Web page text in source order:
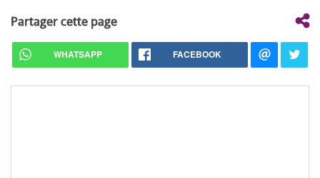
Partager cette page
WHATSAPP FACEBOOK